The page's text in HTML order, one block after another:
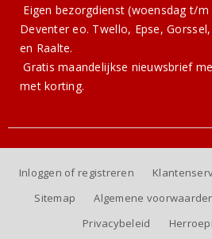
Eigen bezorgdienst (woensdag t/
Deventer eo. Twello, Epse,
en Raalte.
Gratismaandelijkse nieuwsbrief
met korting.
Inloggen of registreren
Sitemap
Algemene
Privacybeleid